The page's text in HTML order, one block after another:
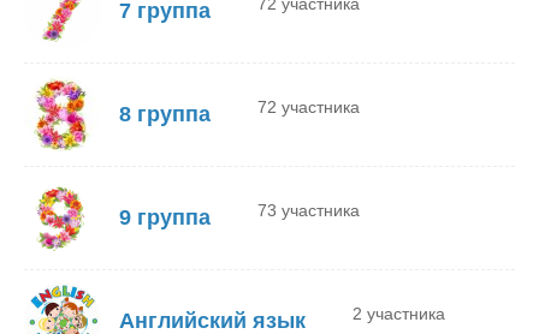
7 группа
8 группа 72 участника
9 группа 73 участника
Английский язык 2 участника